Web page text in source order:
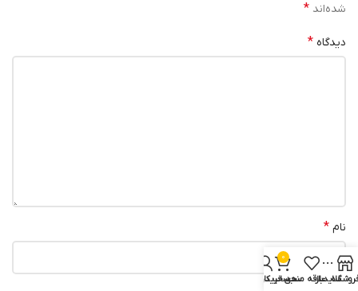
شده‌اند *
دیدگاه *
نام *
سایدبارعلاقه مندی
0
سبد خرید
حساب کاربری من